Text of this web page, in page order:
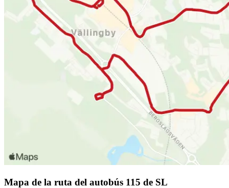
Mapa de la ruta del autobús 115 de SL